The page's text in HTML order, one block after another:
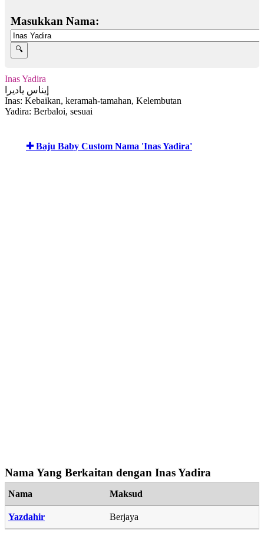
Masukkan Nama:
Inas Yadira
إيناس ياديرا
Inas: Kebaikan, keramah-tamahan, Kelembutan
Yadira: Berbaloi, sesuai
✚ Baju Baby Custom Nama 'Inas Yadira'
Nama Yang Berkaitan dengan Inas Yadira
Nama Maksud
Yazdahir Berjaya